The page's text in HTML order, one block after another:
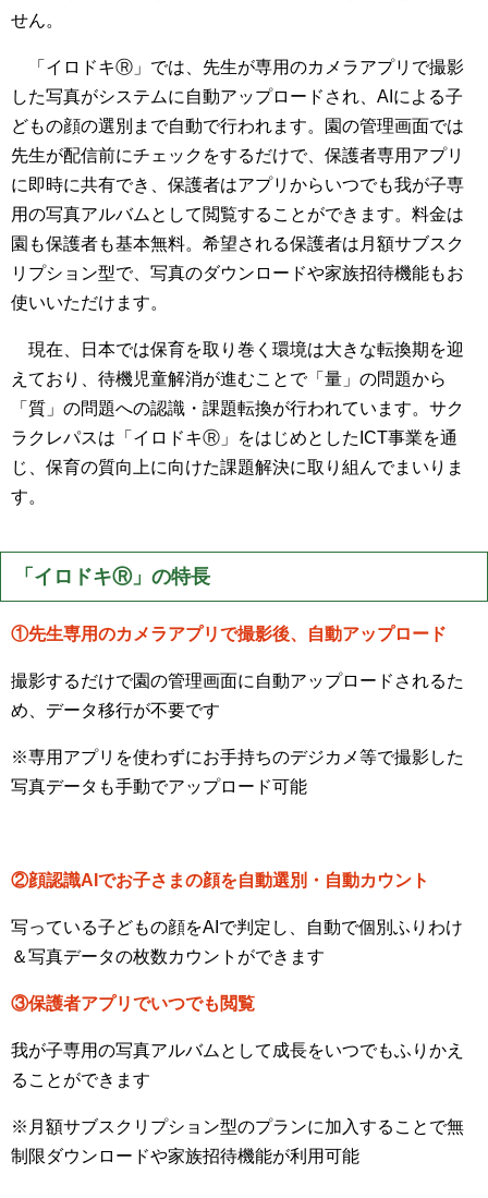
せん。
「イロドキⓇ」では、先生が専用のカメラアプリで撮影
した写真がシステムに自動アップロードされ、AIによる子
どもの顔の選別まで自動で行われます。園の管理画面では
先生が配信前にチェックをするだけで、保護者専用アプリ
に即時に共有でき、保護者はアプリからいつでも我が子専
用の写真アルバムとして閲覧することができます。料金は
園も保護者も基本無料。希望される保護者は月額サブスク
リプション型で、写真のダウンロードや家族招待機能もお
使いいただけます。
現在、日本では保育を取り巻く環境は大きな転換期を迎
えており、待機児童解消が進むことで「量」の問題から
「質」の問題への認識・課題転換が行われています。サク
ラクレパスは「イロドキⓇ」をはじめとしたICT事業を通
じ、保育の質向上に向けた課題解決に取り組んでまいりま
す。
「イロドキⓇ」の特長
①先生専用のカメラアプリで撮影後、自動アップロード
撮影するだけで園の管理画面に自動アップロードされるた
め、データ移行が不要です
※専用アプリを使わずにお手持ちのデジカメ等で撮影した
写真データも手動でアップロード可能
②顔認識AIでお子さまの顔を自動選別・自動カウント
写っている子どもの顔をAIで判定し、自動で個別ふりわけ
＆写真データの枚数カウントができます
③保護者アプリでいつでも閲覧
我が子専用の写真アルバムとして成長をいつでもふりかえ
ることができます
※月額サブスクリプション型のプランに加入することで無
制限ダウンロードや家族招待機能が利用可能